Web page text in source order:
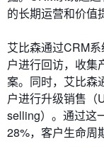
的长期运营和价值
艾比森通过CRM
户进行回访，收集
案。同时，艾比森
户进行升级销售（
selling）。通过这
28%，客户生命周